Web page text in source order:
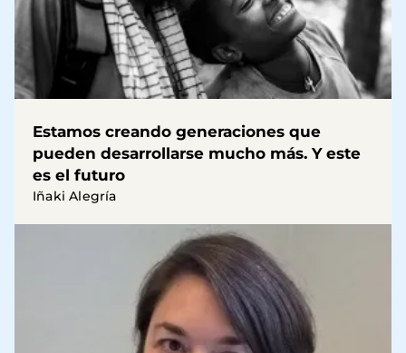
Estamos creando generaciones que
pueden desarrollarse mucho más. Y este
es el futuro
Iñaki Alegría